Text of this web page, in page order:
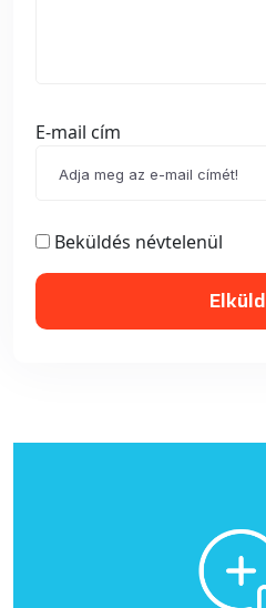
E-mail cím
Beküldés névtelenül